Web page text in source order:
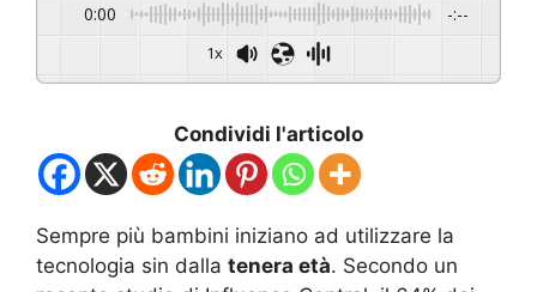
0:00 -:--
1x
Condividi l'articolo
Sempre più bambini iniziano ad utilizzare la
tecnologia sin dalla tenera età. Secondo un